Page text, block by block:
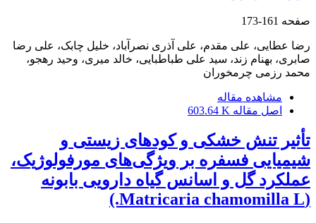
صفحه 161-173
رضا عطایی، علی مقدم، علی آذری نصرآباد، خلیل چابک، علی رضا
صابری، بهنام زند، سید علی طباطبایی، خالد میری، وحید رهجو،
محمد رزمی چرمخوران
مشاهده مقاله
اصل مقاله 603.64 K
تأثیر تنش خشکی و کودهای زیستی و
شیمیایی فسفره بر ویژگی‌های مورفولوژیک،
عملکرد گل و اسانس گیاه دارویی بابونه
(Matricaria chamomilla L.)